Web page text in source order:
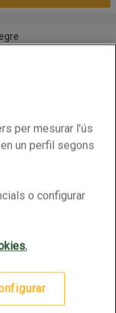
5,99€, , fes clic per
per mesurar l’ús
un perfil segons
o configurar